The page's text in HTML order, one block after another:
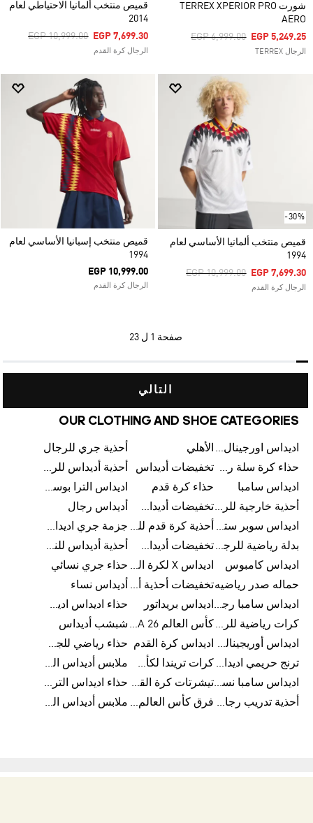
شورت TERREX XPERIOR PRO
AERO
Price Reduced From
EGP 6,999.00ToEGP 5,249.25
الرجال TERREX
قميص منتخب ألمانيا الاحتياطي لعام
2014
Price Reduced From
EGP 10,999.00ToEGP 7,699.30
الرجال كرة القدم
-30%
قميص منتخب ألمانيا الأساسي لعام
1994
Price Reduced From
EGP 10,999.00ToEGP 7,699.30
الرجال كرة القدم
قميص منتخب إسبانيا الأساسي لعام
1994
EGP 10,999.00
الرجال كرة القدم
صفحة 1 ل 23
التالي
OUR CLOTHING AND SHOE CATEGORIES
اديداس اورجينال رجالي الأهلي
أحذية جري للرجال
حذاء كرة سلة رجالي تخفيضات أديداس
أحذية أديداس للرجال
اديداس سامبا
حذاء كرة قدم
اديداس الترا بوست للرجال
أحذية خارجية للرجال
تخفيضات أديداس للرجال
أديداس رجال
اديداس سوبر ستار رجالي
أحذية كرة قدم للرجال
جزمة جري اديداس
بدلة رياضية للرجال
تخفيضات أديداس للنساء
أحذية أديداس للنساء
اديداس كامبوس
اديداس X لكرة القدم حذاء جري نسائي
حماله صدر رياضيه
تخفيضات أحذية أديداس للرجال أديداس نساء
اديداس سامبا رجالي اديداس بريداتور
حذاء اديداس اديستار للرجال
كرات رياضية للرجال
كأس العالم FIFA 26™ شبشب أديداس
اديداس أوريجينالز للنساء
اديداس كرة القدم
حذاء رياضي للجري
ترنج حريمي اديداس
كرات تريندا لكأس العالم FIFA 26™
ملابس أديداس الرياضية
اديداس سامبا نسائي
تيشرتات كرة القدم
حذاء اديداس الترا بوست 22
أحذية تدريب رجالية
فرق كأس العالم FIFA 26™ ملابس أديداس الرجالية